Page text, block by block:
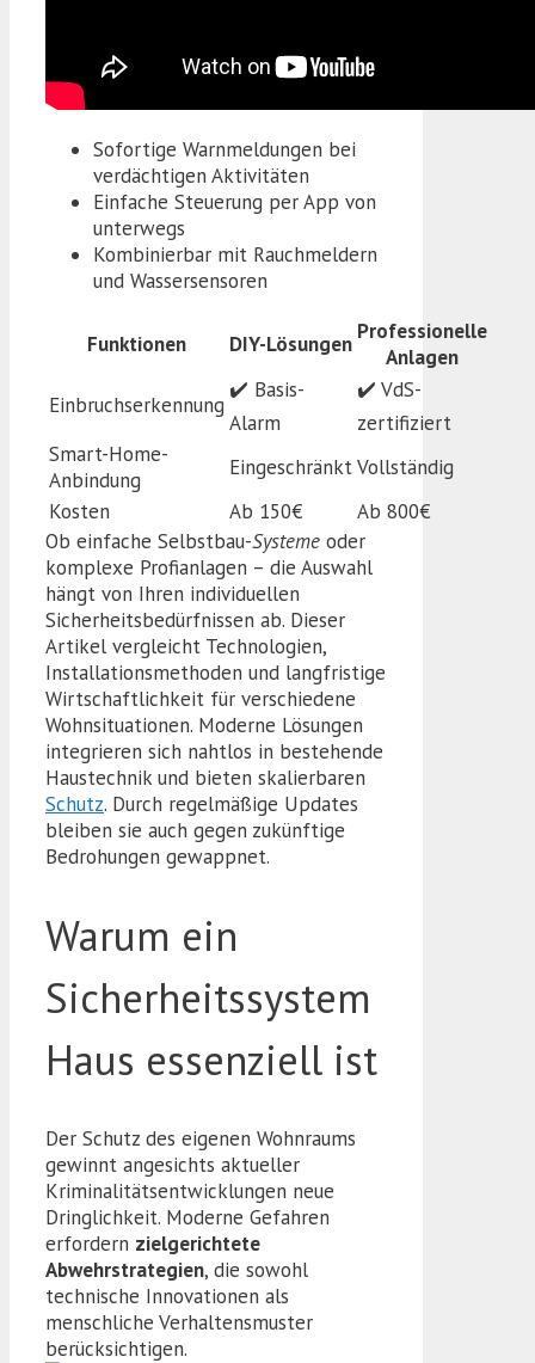
Sofortige Warnmeldungen bei
verdächtigen Aktivitäten
Einfache Steuerung per App von
unterwegs
Kombinierbar mit Rauchmeldern
und Wassersensoren
Funktionen DIY-Lösungen Professionelle
Anlagen
Einbruchserkennung
✔️ Basis-
Alarm
✔️ VdS-
zertifiziert
Smart-Home-
Anbindung
EingeschränktVollständig
Kosten
Ab 150€
Ab 800€
Ob einfache Selbstbau-Systeme oder
komplexe Profianlagen – die Auswahl
hängt von Ihren individuellen
Sicherheitsbedürfnissen ab. Dieser
Artikel vergleicht Technologien,
Installationsmethoden und langfristige
Wirtschaftlichkeit für verschiedene
Wohnsituationen. Moderne Lösungen
integrieren sich nahtlos in bestehende
Haustechnik und bieten skalierbaren
Schutz. Durch regelmäßige Updates
bleiben sie auch gegen zukünftige
Bedrohungen gewappnet.
Warum ein
Sicherheitssystem
Haus essenziell ist
Der Schutz des eigenen Wohnraums
gewinnt angesichts aktueller
Kriminalitätsentwicklungen neue
Dringlichkeit. Moderne Gefahren
erfordern zielgerichtete
Abwehrstrategien, die sowohl
technische Innovationen als
menschliche Verhaltensmuster
berücksichtigen.